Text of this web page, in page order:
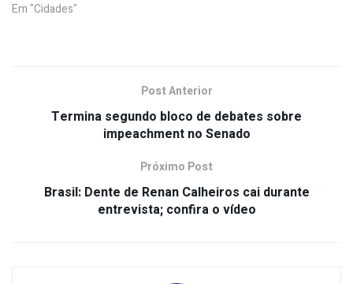
Em "Cidades"
Post Anterior
Termina segundo bloco de debates sobre
impeachment no Senado
Próximo Post
Brasil: Dente de Renan Calheiros cai durante
entrevista; confira o vídeo